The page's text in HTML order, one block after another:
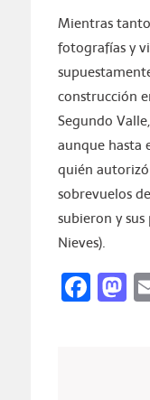
Mientras
fotografías y
construcción
Segundo
aunque hasta
quién
sobrevuelos
subieron y
Nieves).